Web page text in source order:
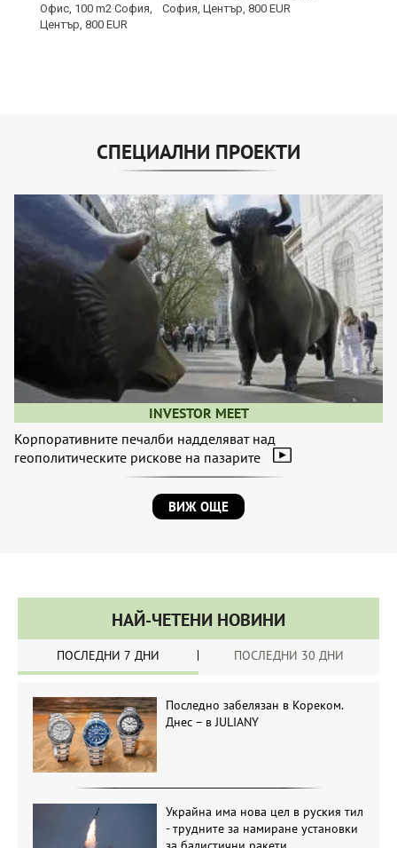
София, Център, 800 EUR
СПЕЦИАЛНИ ПРОЕКТИ
INVESTOR MEET
Корпоративните печалби надделяват над
геополитическите рискове на пазарите
ВИЖ ОЩЕ
НАЙ-ЧЕТЕНИ НОВИНИ
ПОСЛЕДНИ 7 ДНИ ПОСЛЕДНИ 30 ДНИ
Последно забелязан в Кореком.
Днес – в JULIANY
Украйна има нова цел в руския тил
- трудните за намиране установки